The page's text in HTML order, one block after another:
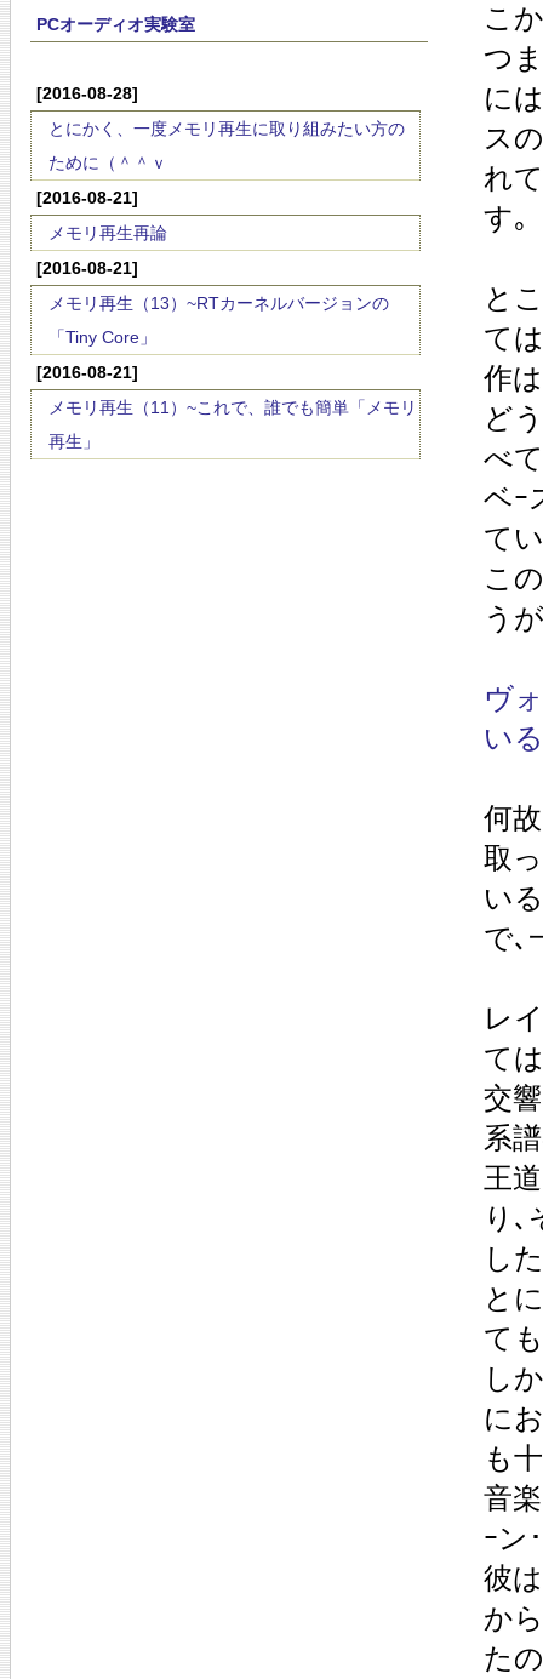
PCオーディオ実験室
[2016-08-28]
とにかく、一度メモリ再生に取り組みたい方の
ために（＾＾ｖ
[2016-08-21]
メモリ再生再論
[2016-08-21]
メモリ再生（13）~RTカーネルバージョンの
「Tiny Core」
[2016-08-21]
メモリ再生（11）~これで、誰でも簡単「メモリ
再生」
こ
つ
に
ス
れ
す｡
と
て
作
ど
べ
ベｰ
て
こ
う
ヴ
い
何
取
い
で､
レ
て
交
系
王
り､
し
と
て
し
に
も
音
ｰン
彼
か
た